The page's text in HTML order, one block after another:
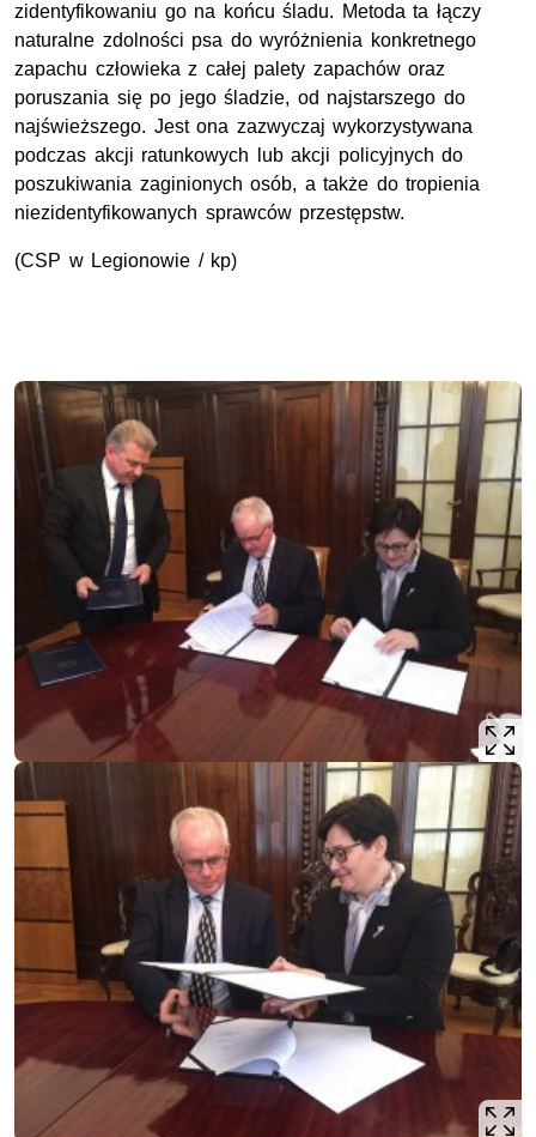
zidentyfikowaniu go na końcu śladu. Metoda ta łączy
naturalne zdolności psa do wyróżnienia konkretnego
zapachu człowieka z całej palety zapachów oraz
poruszania się po jego śladzie, od najstarszego do
najświeższego. Jest ona zazwyczaj wykorzystywana
podczas akcji ratunkowych lub akcji policyjnych do
poszukiwania zaginionych osób, a także do tropienia
niezidentyfikowanych sprawców przestępstw.
(CSP w Legionowie / kp)